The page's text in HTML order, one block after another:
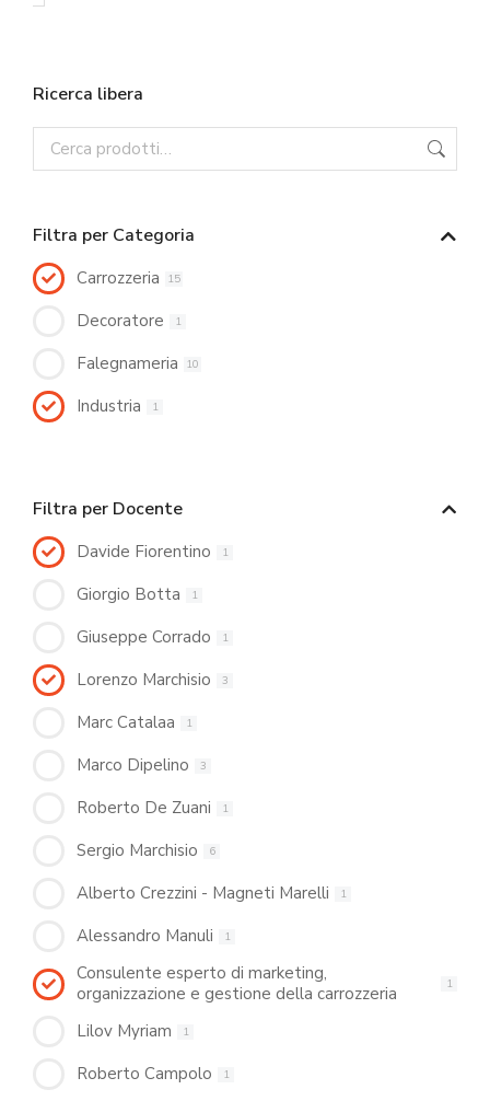
Ricerca libera
Filtra per Categoria
Carrozzeria 15
Decoratore 1
Falegnameria 10
Industria 1
Filtra per Docente
Davide Fiorentino 1
Giorgio Botta 1
Giuseppe Corrado 1
Lorenzo Marchisio 3
Marc Catalaa 1
Marco Dipelino 3
Roberto De Zuani 1
Sergio Marchisio 6
Alberto Crezzini - Magneti Marelli 1
Alessandro Manuli 1
Consulente esperto di marketing,
organizzazione e gestione della carrozzeria
1
Lilov Myriam 1
Roberto Campolo 1